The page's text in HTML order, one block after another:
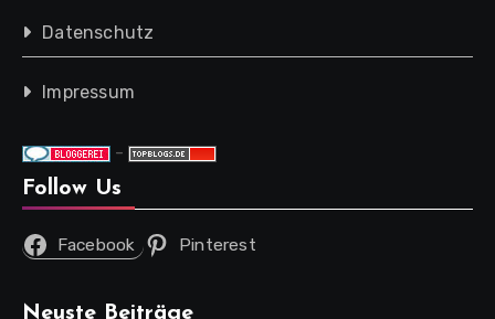
Datenschutz
Impressum
-
Follow Us
Facebook Pinterest
Neuste Beiträge